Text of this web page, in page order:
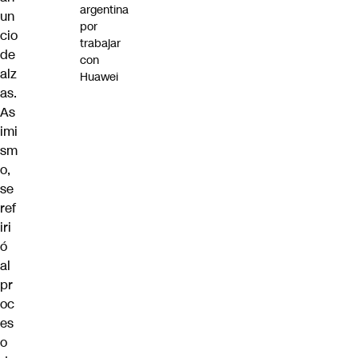
un
cio
de
alz
as.
As
imi
sm
o,
se
ref
iri
ó
al
pr
oc
es
o
argentina
por
trabajar
con
Huawei